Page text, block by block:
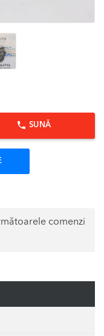
SUNĂ
comenzi